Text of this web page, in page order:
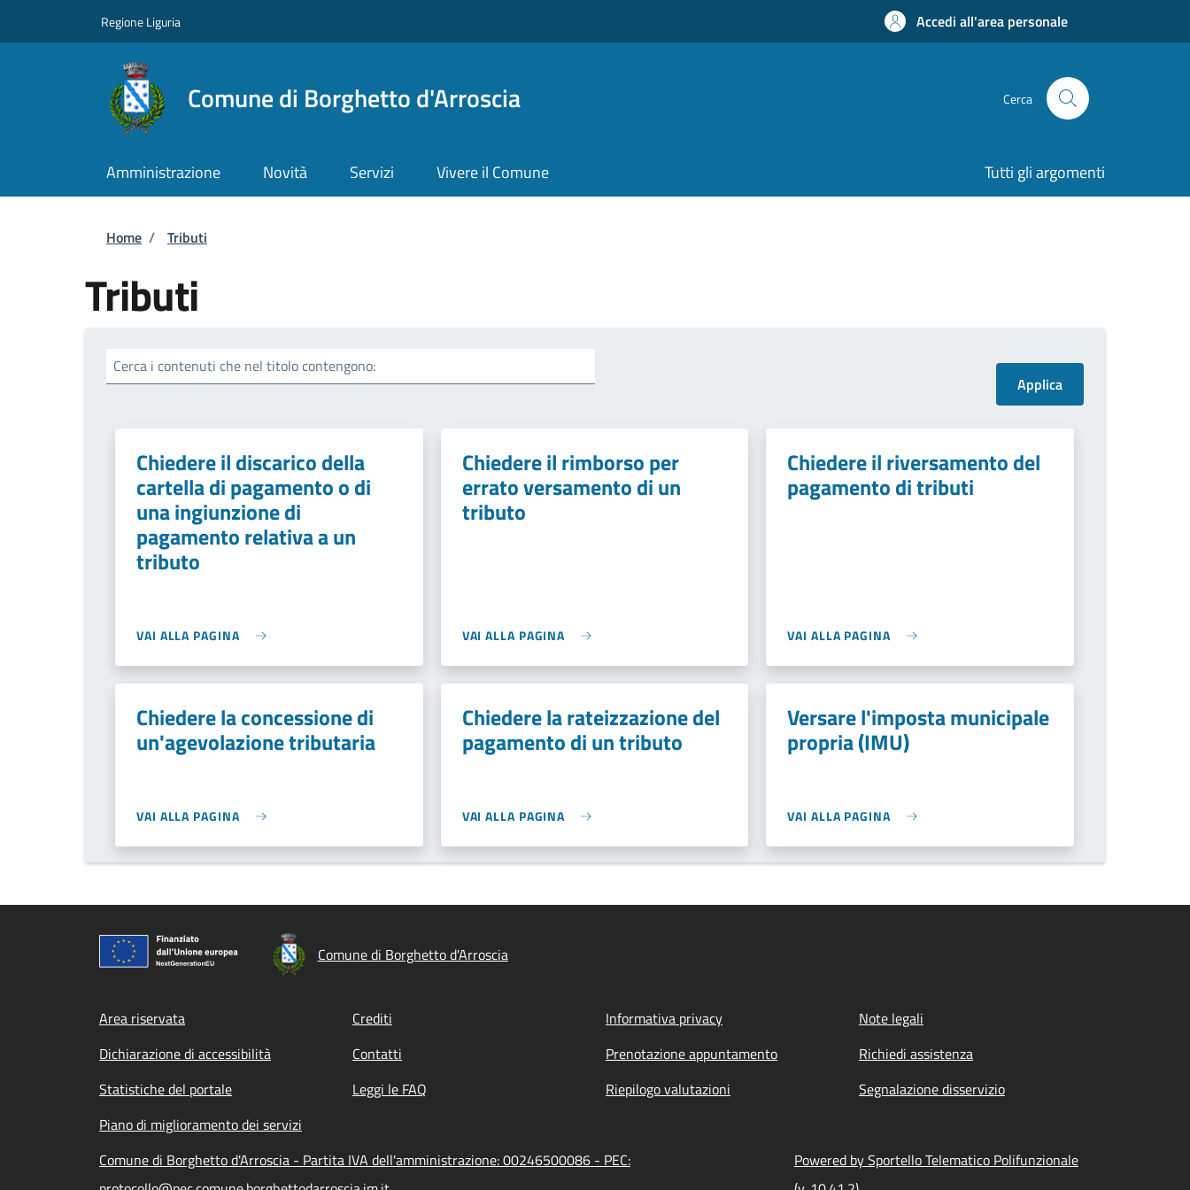
Regione Liguria Accedi all'area personale
Comune di Borghetto d'Arroscia Cerca
Amministrazione Novità Servizi Vivere il Comune Tutti gli argomenti
Briciole di pane
Home / Tributi
Tributi
Cerca i contenuti che nel titolo contengono:
Chiedere il discarico della
cartella di pagamento o di
una ingiunzione di
pagamento relativa a un
tributo
VAI ALLA PAGINA
Chiedere il rimborso per
errato versamento di un
tributo
VAI ALLA PAGINA
Chiedere il riversamento del
pagamento di tributi
VAI ALLA PAGINA
Chiedere la concessione di
un'agevolazione tributaria
VAI ALLA PAGINA
Chiedere la rateizzazione del
pagamento di un tributo
VAI ALLA PAGINA
Versare l'imposta municipale
propria (IMU)
VAI ALLA PAGINA
Comune di Borghetto d'Arroscia
Footer menu
Area riservata Crediti Informativa privacy
Note legali
Dichiarazione di accessibilità
Contatti Prenotazione appuntamento
Richiedi assistenza
Statistiche del portale
Leggi le FAQ Riepilogo valutazioni
Segnalazione disservizio
Piano di miglioramento dei servizi
Comune di Borghetto d'Arroscia - Partita IVA dell'amministrazione: 00246500086 - PEC:
Powered by Sportello Telematico Polifunzionale